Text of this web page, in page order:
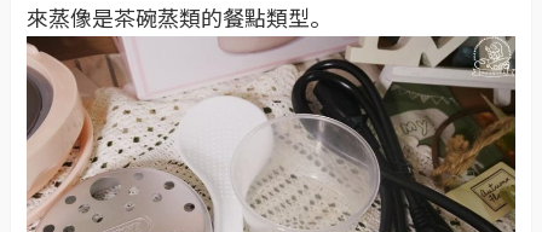
來蒸像是茶碗蒸類的餐點類型。